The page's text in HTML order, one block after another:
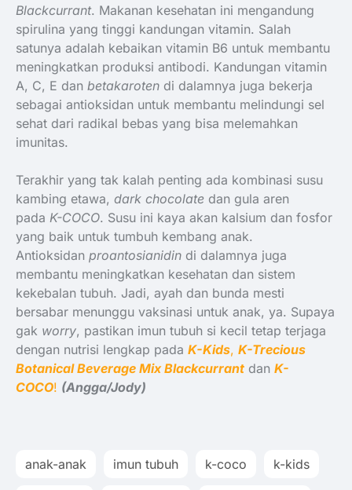
Blackcurrant. Makanan kesehatan ini mengandung
spirulina yang tinggi kandungan vitamin. Salah
satunya adalah kebaikan vitamin B6 untuk membantu
meningkatkan produksi antibodi. Kandungan vitamin
A, C, E dan betakaroten di dalamnya juga bekerja
sebagai antioksidan untuk membantu melindungi sel
sehat dari radikal bebas yang bisa melemahkan
imunitas.
Terakhir yang tak kalah penting ada kombinasi susu
kambing etawa, dark chocolate dan gula aren
pada K-COCO. Susu ini kaya akan kalsium dan fosfor
yang baik untuk tumbuh kembang anak.
Antioksidan proantosianidin di dalamnya juga
membantu meningkatkan kesehatan dan sistem
kekebalan tubuh. Jadi, ayah dan bunda mesti
bersabar menunggu vaksinasi untuk anak, ya. Supaya
gak worry, pastikan imun tubuh si kecil tetap terjaga
dengan nutrisi lengkap pada K-Kids, K-Trecious
Botanical Beverage Mix Blackcurrant dan K-
COCO! (Angga/Jody)
anak-anak imun tubuh k-coco k-kids